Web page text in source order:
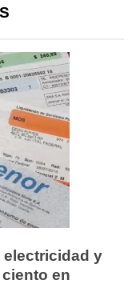
electricidad y
en